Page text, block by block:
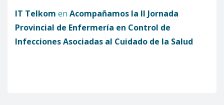
IT Telkom en Acompañamos la II Jornada
Provincial de Enfermería en Control de
Infecciones Asociadas al Cuidado de la Salud